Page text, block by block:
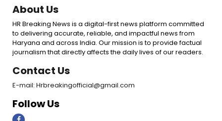
About Us
HR Breaking News is a digital-first news platform committed
to delivering accurate, reliable, and impactful news from
Haryana and across India. Our mission is to provide factual
journalism that directly affects the daily lives of our readers.
Contact Us
E-mail: Hrbreakingofficial@gmail.com
Follow Us